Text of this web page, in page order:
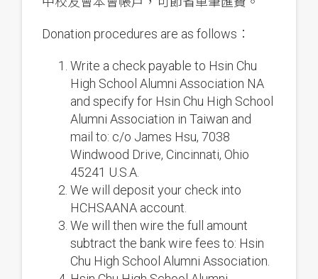
Donation procedures are as follows：
Write a check payable to Hsin Chu
High School Alumni Association NA
and specify for Hsin Chu High School
Alumni Association in Taiwan and
mail to: c/o James Hsu, 7038
Windwood Drive, Cincinnati, Ohio
45241 U.S.A.
We will deposit your check into
HCHSAANA account.
We will then wire the full amount
subtract the bank wire fees to: Hsin
Chu High School Alumni Association.